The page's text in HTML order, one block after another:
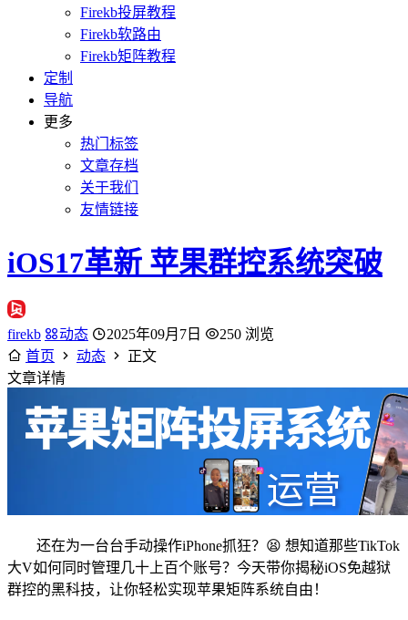
Firekb投屏教程
Firekb软路由
Firekb矩阵教程
定制
导航
更多
热门标签
文章存档
关于我们
友情链接
iOS17革新 苹果群控系统突破
firekb 动态 2025年09月7日
250 浏览
首页
动态
正文
文章详情
还在为一台台手动操作iPhone抓狂？😫 想知道那些TikTok
大V如何同时管理几十上百个账号？今天带你揭秘iOS免越狱
群控的黑科技，让你轻松实现苹果矩阵系统自由！